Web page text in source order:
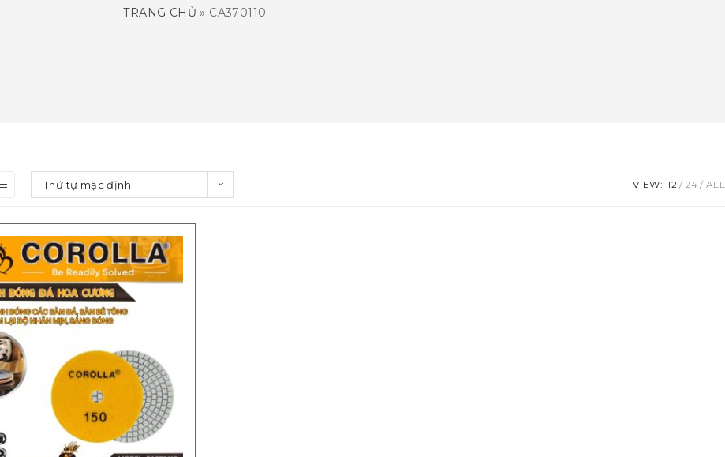
TRANG CHỦ » CA370110
Thứ tự mặc định VIEW: 12 24 ALL